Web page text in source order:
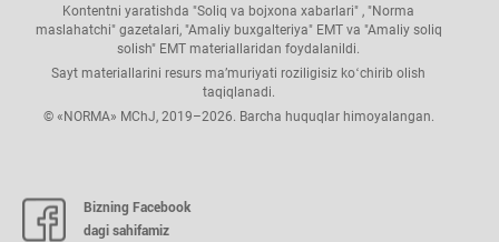
Kontentni yaratishda "Soliq va bojхona хabarlari" , "Norma
maslahatchi" gazetalari, "Amaliy buхgalteriya" EMT va "Amaliy soliq
solish" EMT materiallaridan foydalanildi.
Sayt materiallarini resurs ma’muriyati roziligisiz koʻchirib olish
taqiqlanadi.
© «NORMA» MChJ, 2019–2026. Barcha huquqlar himoyalangan.
Bizning Facebook
dagi sahifamiz